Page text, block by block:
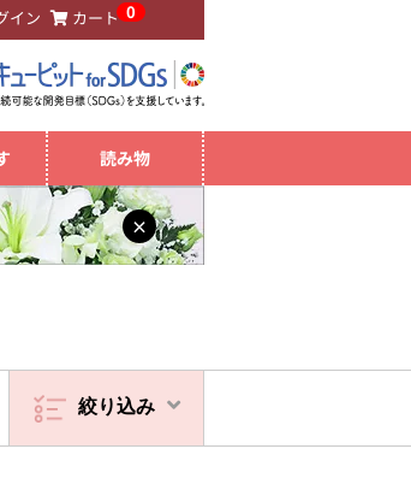
イン カート 0
読み物
×
絞り込み